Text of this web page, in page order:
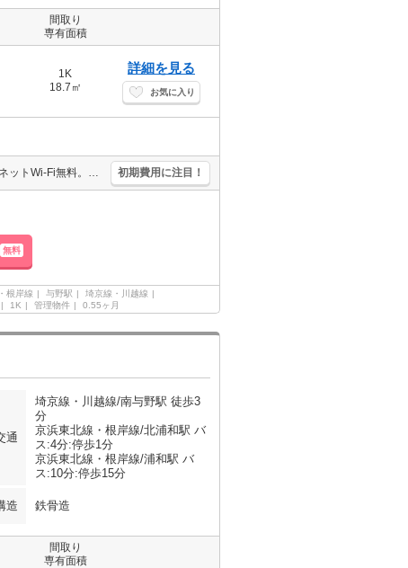
間取り
専有面積
1K
18.7㎡
詳細を見る
お気に入り
オール電化。敷地内にコインランドリーあり。管理人日勤。インターネットWi-Fi無料。契約時、室内清掃費40,000円。保証会社加入要(月額総支払額の50%、10,000円/年)。 初期費用に注目！
無料
根岸線 与野駅
埼京線・川越線
1K 管理物件 0.55ヶ月
通
埼京線・川越線/南与野駅 徒歩3
分
京浜東北線・根岸線/北浦和駅 バ
ス:4分:停歩1分
京浜東北線・根岸線/浦和駅 バ
ス:10分:停歩15分
造 鉄骨造
間取り
専有面積